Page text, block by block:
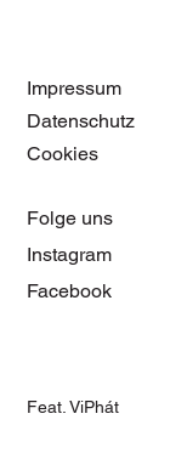
Impressum
Datenschutz
Cookies
Folge uns
Instagram
Facebook
Feat. ViPhát